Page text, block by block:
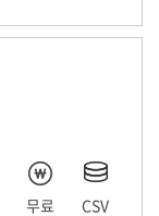
무료 CSV